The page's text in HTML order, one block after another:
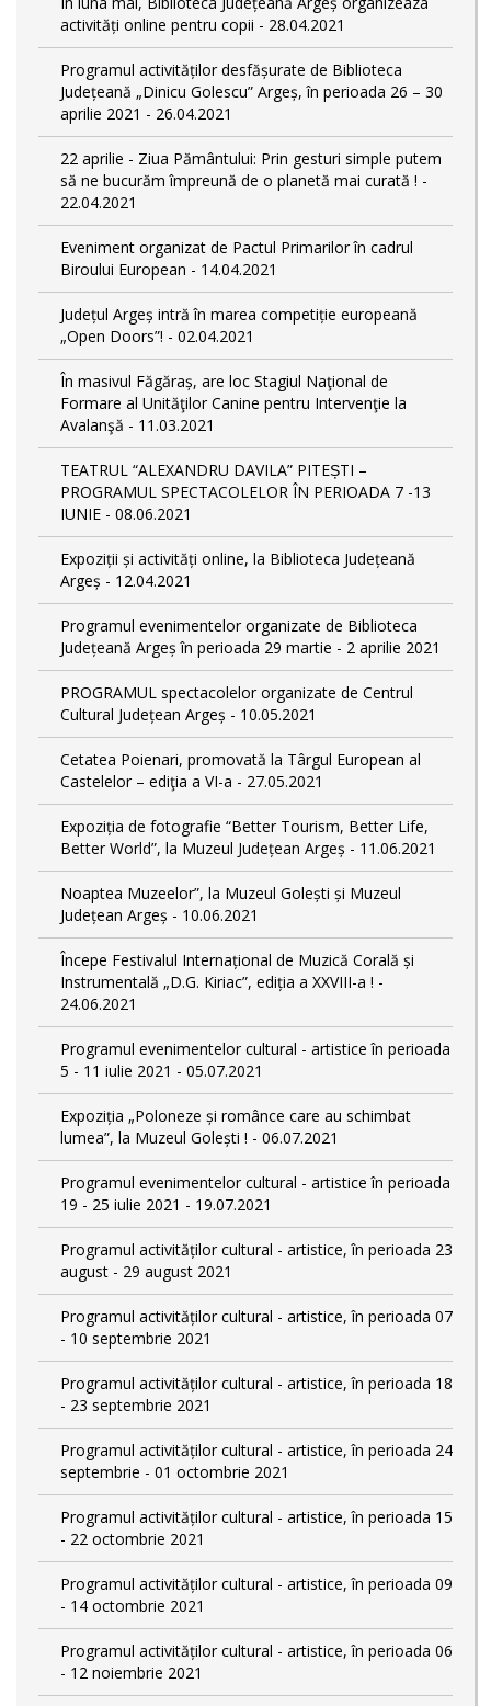
activități online pentru copii - 28.04.2021
Programul activităților desfășurate de Biblioteca
Județeană „Dinicu Golescu” Argeș, în perioada 26 – 30
aprilie 2021 - 26.04.2021
22 aprilie - Ziua Pământului: Prin gesturi simple putem
să ne bucurăm împreună de o planetă mai curată ! -
22.04.2021
Eveniment organizat de Pactul Primarilor în cadrul
Biroului European - 14.04.2021
Județul Argeș intră în marea competiție europeană
„Open Doors”! - 02.04.2021
În masivul Făgăraș, are loc Stagiul Naţional de
Formare al Unităţilor Canine pentru Intervenţie la
Avalanşă - 11.03.2021
TEATRUL “ALEXANDRU DAVILA” PITEȘTI –
PROGRAMUL SPECTACOLELOR ÎN PERIOADA 7 -13
IUNIE - 08.06.2021
Expoziții și activități online, la Biblioteca Județeană
Argeș - 12.04.2021
Programul evenimentelor organizate de Biblioteca
Județeană Argeș în perioada 29 martie - 2 aprilie 2021
PROGRAMUL spectacolelor organizate de Centrul
Cultural Județean Argeș - 10.05.2021
Cetatea Poienari, promovată la Târgul European al
Castelelor – ediţia a VI-a - 27.05.2021
Expoziția de fotografie “Better Tourism, Better Life,
Better World”, la Muzeul Județean Argeș - 11.06.2021
Noaptea Muzeelor”, la Muzeul Golești și Muzeul
Județean Argeș - 10.06.2021
Începe Festivalul Internațional de Muzică Corală și
Instrumentală „D.G. Kiriac”, ediția a XXVIII-a ! -
24.06.2021
Programul evenimentelor cultural - artistice în perioada
5 - 11 iulie 2021 - 05.07.2021
Expoziția „Poloneze și românce care au schimbat
lumea”, la Muzeul Golești ! - 06.07.2021
Programul evenimentelor cultural - artistice în perioada
19 - 25 iulie 2021 - 19.07.2021
Programul activităților cultural - artistice, în perioada 23
august - 29 august 2021
Programul activităților cultural - artistice, în perioada 07
- 10 septembrie 2021
Programul activităților cultural - artistice, în perioada 18
- 23 septembrie 2021
Programul activităților cultural - artistice, în perioada 24
septembrie - 01 octombrie 2021
Programul activităților cultural - artistice, în perioada 15
- 22 octombrie 2021
Programul activităților cultural - artistice, în perioada 09
- 14 octombrie 2021
Programul activităților cultural - artistice, în perioada 06
- 12 noiembrie 2021